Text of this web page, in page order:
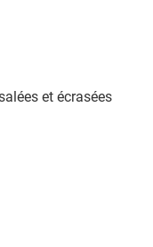
et écrasées